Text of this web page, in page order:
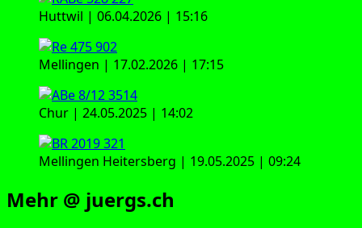
Huttwil | 06.04.2026 | 15:16
Mellingen | 17.02.2026 | 17:15
Chur | 24.05.2025 | 14:02
Mellingen Heitersberg | 19.05.2025 | 09:24
Mehr @ juergs.ch